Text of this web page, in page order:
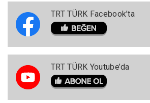
TRT TÜRK Facebook’ta
TRT TÜRK Youtube’da